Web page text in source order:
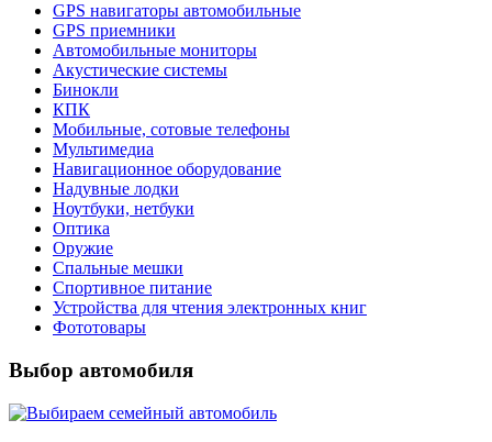
GPS навигаторы автомобильные
GPS приемники
Автомобильные мониторы
Акустические системы
Бинокли
КПК
Мобильные, сотовые телефоны
Мультимедиа
Навигационное оборудование
Надувные лодки
Ноутбуки, нетбуки
Оптика
Оружие
Спальные мешки
Спортивное питание
Устройства для чтения электронных книг
Фототовары
Выбор автомобиля